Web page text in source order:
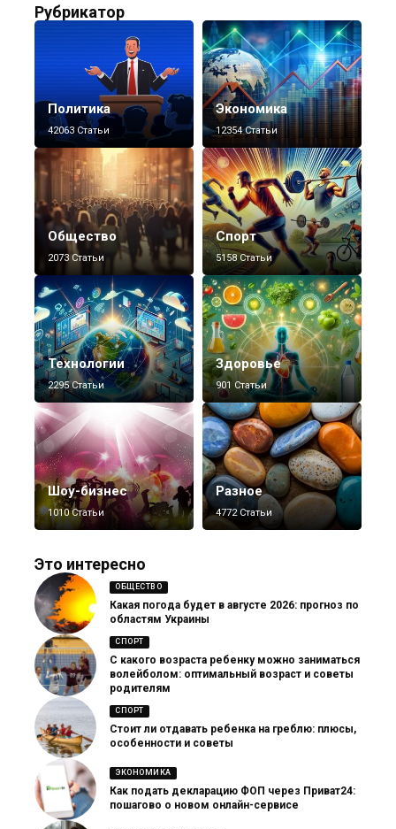
Рубрикатор
Политика
42063 Статьи
Экономика
12354 Статьи
Общество
2073 Статьи
Спорт
5158 Статьи
Технологии
2295 Статьи
Здоровье
901 Статьи
Шоу-бизнес
1010 Статьи
Разное
4772 Статьи
Это интересно
ОБЩЕСТВО
Какая погода будет в августе 2026: прогноз по
областям Украины
СПОРТ
С какого возраста ребенку можно заниматься
волейболом: оптимальный возраст и советы
родителям
СПОРТ
Стоит ли отдавать ребенка на греблю: плюсы,
особенности и советы
ЭКОНОМИКА
Как подать декларацию ФОП через Приват24:
пошагово о новом онлайн-сервисе